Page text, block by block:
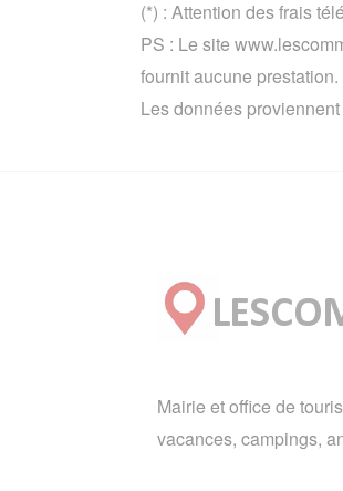
(*) : Attention des frais
PS : Le site
fournit aucune prestation.
Les données
Mairie et office de
vacances, campings,